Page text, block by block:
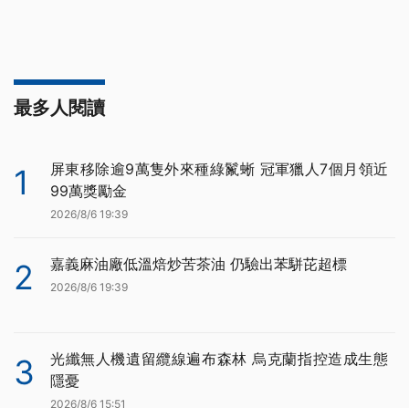
最多人閱讀
1
屏東移除逾9萬隻外來種綠鬣蜥 冠軍獵人7個月領近
99萬獎勵金
2026/8/6 19:39
2 嘉義麻油廠低溫焙炒苦茶油 仍驗出苯駢芘超標
2026/8/6 19:39
3
光纖無人機遺留纜線遍布森林 烏克蘭指控造成生態
隱憂
2026/8/6 15:51